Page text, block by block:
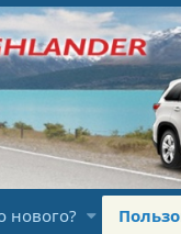
нового?